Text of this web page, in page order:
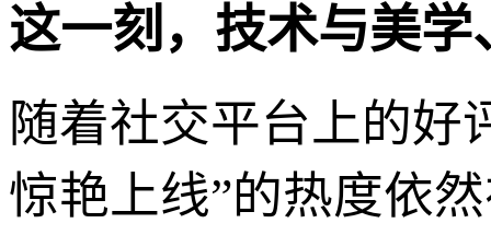
这一刻，技术与美
随着社交平台上的好
惊艳上线”的热度依